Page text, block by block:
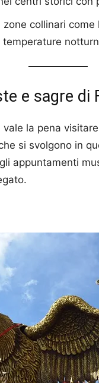
collinari
e sagre di
la pena
si svolgono in
appuntamenti